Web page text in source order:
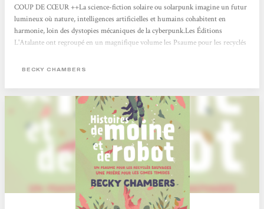
COUP DE CŒUR ++La science-fiction solaire ou solarpunk imagine un futur
lumineux où nature, intelligences artificielles et humains cohabitent en
harmonie, loin des dystopies mécaniques de la cyberpunk.Les Éditions
L'Atalante ont regroupé en un magnifique volume les Psaume pour les recyclés
américaine récompensée de plusieurs prix littéraires.On ne peut que vous le
BECKY CHAMBERS